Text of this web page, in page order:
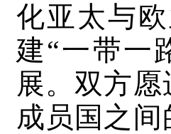
化亚太与
建“一带一
展。双方
成员国之